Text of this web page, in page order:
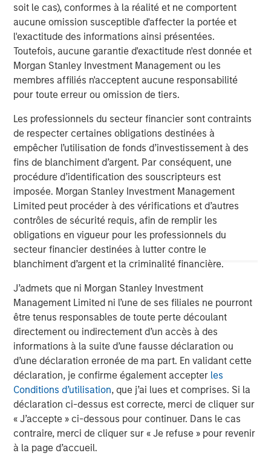
soit le cas), conformes à la réalité et ne comportent
aucune omission susceptible d'affecter la portée et
l'exactitude des informations ainsi présentées.
Toutefois, aucune garantie d'exactitude n'est donnée et
Morgan Stanley Investment Management ou les
membres affiliés n'acceptent aucune responsabilité
pour toute erreur ou omission de tiers.
Les professionnels du secteur financier sont contraints
de respecter certaines obligations destinées à
empêcher l’utilisation de fonds d’investissement à des
fins de blanchiment d’argent. Par conséquent, une
procédure d’identification des souscripteurs est
imposée. Morgan Stanley Investment Management
Limited peut procéder à des vérifications et d’autres
contrôles de sécurité requis, afin de remplir les
obligations en vigueur pour les professionnels du
secteur financier destinées à lutter contre le
blanchiment d’argent et la criminalité financière.
J’admets que ni Morgan Stanley Investment
Management Limited ni l’une de ses filiales ne pourront
être tenus responsables de toute perte découlant
directement ou indirectement d’un accès à des
informations à la suite d’une fausse déclaration ou
d’une déclaration erronée de ma part. En validant cette
déclaration, je confirme également accepter les
Conditions d’utilisation, que j’ai lues et comprises. Si la
déclaration ci-dessus est correcte, merci de cliquer sur
« J’accepte » ci-dessous pour continuer. Dans le cas
contraire, merci de cliquer sur « Je refuse » pour revenir
à la page d’accueil.
Real Estate Midyear Outlook:
Constructive Amid Fluid Backdrop
The current macroenvironment remains resilient
despite elevated volatility and divergence across
markets. As inflation and energy prices keep
central banks hawkish, real estate continues to
25% repricing, durable income streams, and
constrained supply. In this environment,
diversified portfolios and selective asset-level
investing remain critical.
7 AOÛT 2026
Risk Considerations:There is no assurance that a portfolio will
risk, which is the possibility that the market values of securities
owned by the portfolio will decline and that the value of
portfolio shares may therefore be less than what you paid for
them. Market values can change daily due to economic and
other events (e.g. natural disasters, health crises, terrorism,
conflicts, and social unrest) that affect markets, countries,
companies, or governments. It is difficult to predict the timing,
duration, and potential adverse effects (e.g. portfolio liquidity) of
events. Accordingly, you can lose money investing in this
portfolio. Please be aware that this portfolio may be subject to
certain additional risks. In general,equities securities’values
also fluctuate in response to activities specific to a company.
Investments inforeign marketsentail special risks such as
currency, political, economic, market and liquidity risks. The risks
of investing in
emerging market countries
are greater than the
risks generally associated with investments in foreign developed
countries.